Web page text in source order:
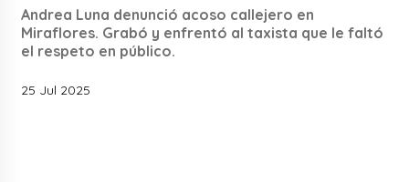
Andrea Luna denunció acoso callejero en
Miraflores. Grabó y enfrentó al taxista que le faltó
el respeto en público.
25 Jul 2025